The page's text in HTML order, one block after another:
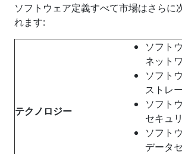
ソフトウェア定義すべて市場はさらに
れます:
テクノロジー
ソフト
ネット
ソフト
ストレ
ソフト
セキュ
ソフト
データ